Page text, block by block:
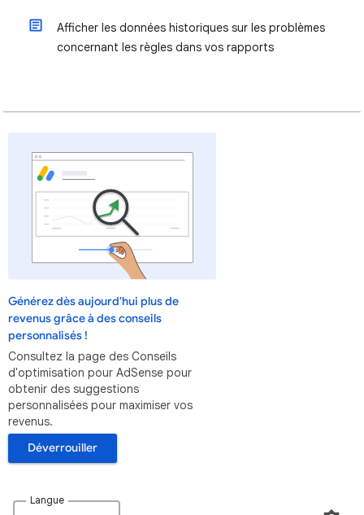
Afficher les données historiques sur les problèmes
concernant les règles dans vos rapports
Générez dès aujourd'hui plus de
revenus grâce à des conseils
personnalisés !
Consultez la page des Conseils
d'optimisation pour AdSense pour
obtenir des suggestions
personnalisées pour maximiser vos
revenus.
Déverrouiller
Langue